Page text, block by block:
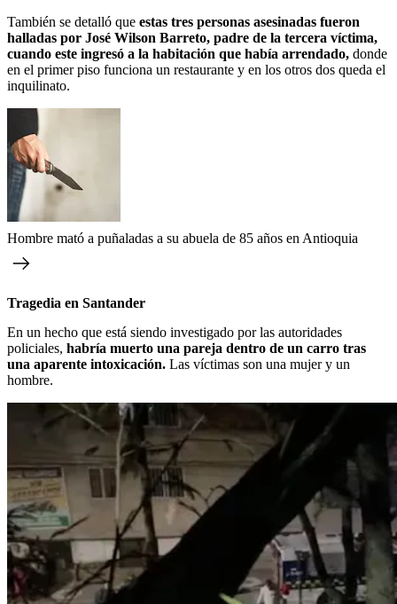
También se detalló que estas tres personas asesinadas fueron
halladas por José Wilson Barreto, padre de la tercera víctima,
cuando este ingresó a la habitación que había arrendado, donde
en el primer piso funciona un restaurante y en los otros dos queda el
inquilinato.
Hombre mató a puñaladas a su abuela de 85 años en Antioquia
Tragedia en Santander
En un hecho que está siendo investigado por las autoridades
policiales, habría muerto una pareja dentro de un carro tras
una aparente intoxicación. Las víctimas son una mujer y un
hombre.